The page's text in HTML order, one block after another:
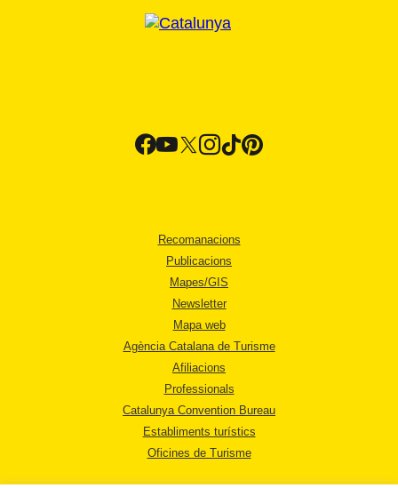
Recomanacions
Publicacions
Mapes/GIS
Newsletter
Mapa web
Agència Catalana de Turisme
Afiliacions
Professionals
Catalunya Convention Bureau
Establiments turístics
Oficines de Turisme